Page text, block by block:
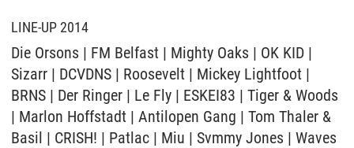
erfolgt die Weitergabe nur für die Anzeige dieses
Weitergabe generell bei Anzeige von Youtube-
Videos auf unserer Seite. Nähere Informationen
hierzu entnehmen Sie bitte unserer
Datenschutzerklärung
LINE-UP 2014
Die Orsons | FM Belfast | Mighty Oaks | OK KID |
Sizarr | DCVDNS | Roosevelt | Mickey Lightfoot |
BRNS | Der Ringer | Le Fly | ESKEI83 | Tiger & Woods
| Marlon Hoffstadt | Antilopen Gang | Tom Thaler &
Basil | CRISH! | Patlac | Miu | Svmmy Jones | Waves